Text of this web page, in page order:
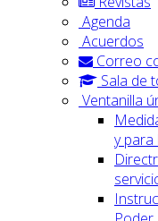
Agenda
Acuerdos
Correo
Sala de
Ventanilla
y para